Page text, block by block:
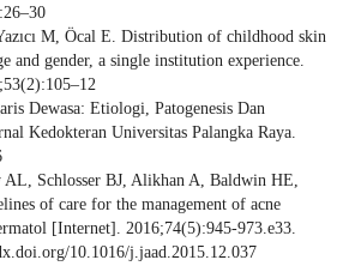
M, Öcal E. Distribution of childhood skin
and gender, a single institution experience.
Dewasa: Etiologi, Patogenesis Dan
Kedokteran Universitas Palangka Raya.
Schlosser BJ, Alikhan A, Baldwin HE,
of care for the management of acne
[Internet]. 2016;74(5):945-973.e33.
10.1016/j.jaad.2015.12.037